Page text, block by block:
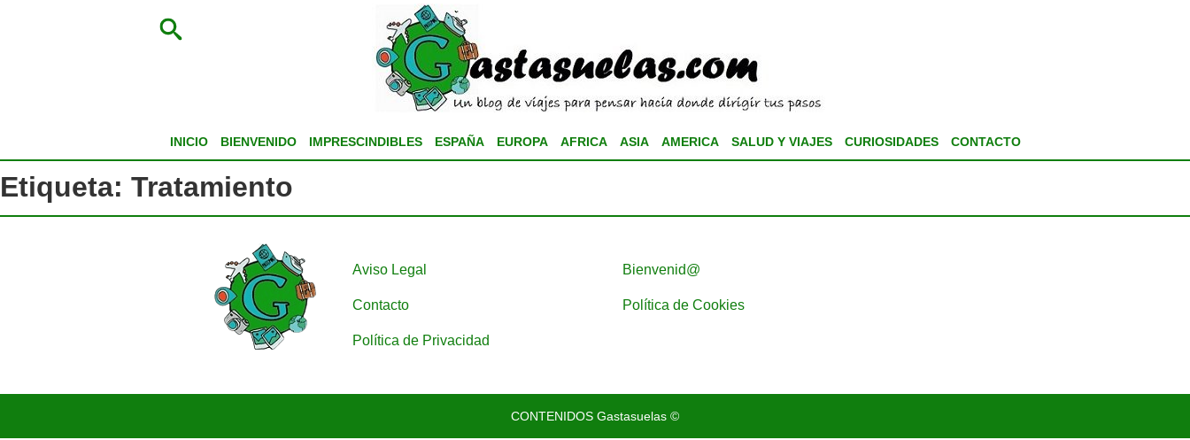
INICIO BIENVENIDO IMPRESCINDIBLES ESPAÑA EUROPA AFRICA ASIA AMERICA SALUD Y VIAJES CURIOSIDADES CONTACTO
Etiqueta: Tratamiento
Aviso Legal Bienvenid@
Contacto Política de Cookies
Política de Privacidad
CONTENIDOS Gastasuelas ©